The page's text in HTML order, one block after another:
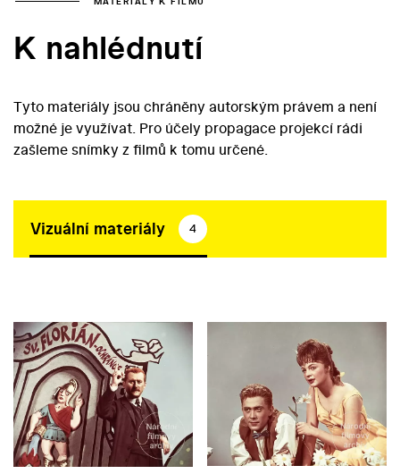
K nahlédnutí
Tyto materiály jsou chráněny autorským právem a není
možné je využívat. Pro účely propagace projekcí rádi
zašleme snímky z filmů k tomu určené.
Vizuální materiály 4